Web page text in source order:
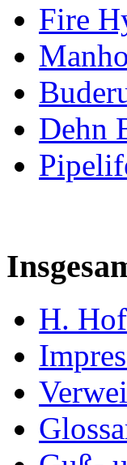
Fire
Dehn
H.